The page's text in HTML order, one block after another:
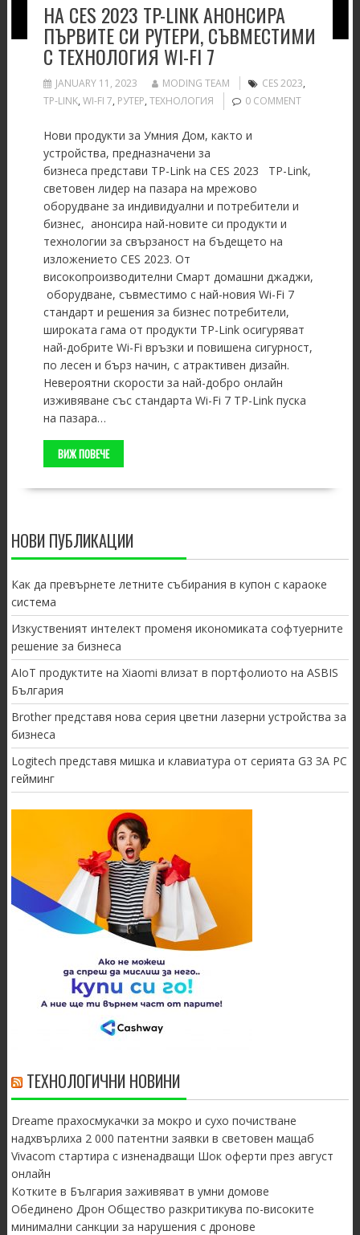
НА CES 2023 TP-LINK АНОНСИРА
ПЪРВИТЕ СИ РУТЕРИ, СЪВМЕСТИМИ
С ТЕХНОЛОГИЯ WI-FI 7
JANUARY 11, 2023 MODING TEAM CES 2023,
TP-LINK, WI-FI 7, РУТЕР, ТЕХНОЛОГИЯ 0 COMMENT
Нови продукти за Умния Дом, както и
устройства, предназначени за
бизнеса представи TP-Link на CES 2023 TP-Link,
световен лидер на пазара на мрежово
оборудване за индивидуални и потребители и
бизнес, анонсира най-новите си продукти и
технологии за свързаност на бъдещето на
изложението CES 2023. От
високопроизводителни Смарт домашни джаджи,
оборудване, съвместимо с най-новия Wi-Fi 7
стандарт и решения за бизнес потребители,
широката гама от продукти TP-Link осигуряват
най-добрите Wi-Fi връзки и повишена сигурност,
по лесен и бърз начин, с атрактивен дизайн.
Невероятни скорости за най-добро онлайн
изживяване със стандарта Wi-Fi 7 TP-Link пуска
на пазара…
ВИЖ ПОВЕЧЕ
НОВИ ПУБЛИКАЦИИ
Как да превърнете летните събирания в купон с караоке
система
Изкуственият интелект променя икономиката софтуерните
решение за бизнеса
AIoT продуктите на Xiaomi влизат в портфолиото на ASBIS
България
Brother представя нова серия цветни лазерни устройства за
бизнеса
Logitech представя мишка и клавиатура от серията G3 ЗА PC
гейминг
ТЕХНОЛОГИЧНИ НОВИНИ
Dreame прахосмукачки за мокро и сухо почистване
надхвърлиха 2 000 патентни заявки в световен мащаб
Vivacom стартира с изненадващи Шок оферти през август
онлайн
Котките в България заживяват в умни домове
Обединено Дрон Общество разкритикува по-високите
минимални санкции за нарушения с дронове